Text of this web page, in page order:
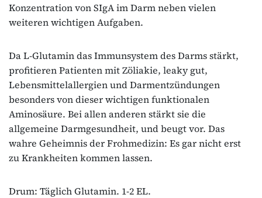
Konzentration von SIgA im Darm neben vielen
weiteren wichtigen Aufgaben.
Da L-Glutamin das Immunsystem des Darms stärkt,
profitieren Patienten mit Zöliakie, leaky gut,
Lebensmittelallergien und Darmentzündungen
besonders von dieser wichtigen funktionalen
Aminosäure. Bei allen anderen stärkt sie die
allgemeine Darmgesundheit, und beugt vor. Das
wahre Geheimnis der Frohmedizin: Es gar nicht erst
zu Krankheiten kommen lassen.
Drum: Täglich Glutamin. 1-2 EL.